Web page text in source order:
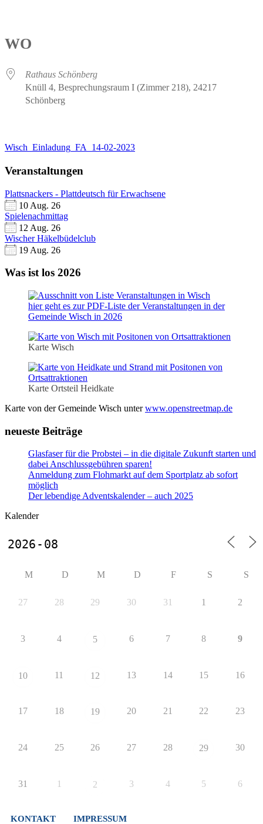
WO
Rathaus Schönberg
Knüll 4, Besprechungsraum I (Zimmer 218), 24217
Schönberg
Wisch_Einladung_FA_14-02-2023
Veranstaltungen
Plattsnackers - Plattdeutsch für Erwachsene
10 Aug. 26
Spielenachmittag
12 Aug. 26
Wischer Häkelbüdelclub
19 Aug. 26
Was ist los 2026
hier geht es zur PDF-Liste der Veranstaltungen in der
Gemeinde Wisch in 2026
Karte Wisch
Karte Ortsteil Heidkate
Karte von der Gemeinde Wisch unterwww.openstreetmap.de
neueste Beiträge
Glasfaser für die Probstei – in die digitale Zukunft starten und
dabei Anschlussgebühren sparen!
Anmeldung zum Flohmarkt auf dem Sportplatz ab sofort
möglich
Der lebendige Adventskalender – auch 2025
Kalender
M D M D F S S
27 28 29 30 31 1 2
3 4 5 6 7 8 9
10 11 12 13 14 15 16
17 18 19 20 21 22 23
24 25 26 27 28 29 30
31 1 2 3 4 5 6
KONTAKT IMPRESSUM